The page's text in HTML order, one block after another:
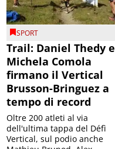
SPORT
Trail: Daniel Thedy e
Michela Comola
firmano il Vertical
Brusson-Bringuez a
tempo di record
Oltre 200 atleti al via
dell'ultima tappa del Défì
Vertical, sul podio anche